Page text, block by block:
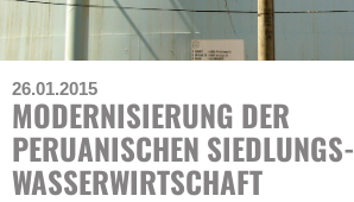
26.01.2015
MODERNISIERUNG DER
PERUANISCHEN SIEDLUNGS­
WASSER­WIRTSCHAFT